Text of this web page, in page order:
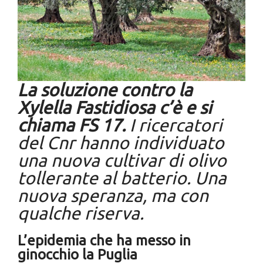
La soluzione contro la
Xylella Fastidiosa c’è e si
chiama FS 17.I ricercatori
del Cnr hanno individuato
una nuova cultivar di olivo
tollerante al batterio. Una
nuova speranza, ma con
qualche riserva.
L’epidemia che ha messo in
ginocchio la Puglia